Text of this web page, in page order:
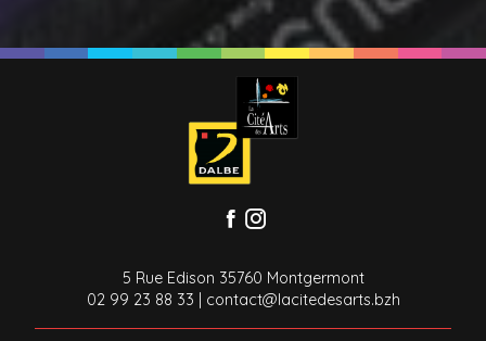
5 Rue Edison 35760 Montgermont
02 99 23 88 33 | contact@lacitedesarts.bzh